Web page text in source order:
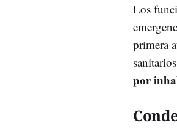
Los
primera
por